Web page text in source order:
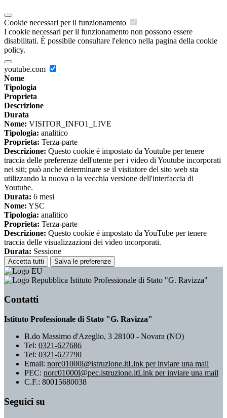
Cookie necessari per il funzionamento
I cookie necessari per il funzionamento non possono essere
disabilitati. È possibile consultare l'elenco nella pagina della cookie
policy.
youtube.com
Nome
Tipologia
Proprieta
Descrizione
Durata
Nome: VISITOR_INFO1_LIVE
Tipologia: analitico
Proprieta: Terza-parte
Descrizione: Questo cookie è impostato da Youtube per tenere
traccia delle preferenze dell'utente per i video di Youtube incorporati
nei siti; può anche determinare se il visitatore del sito web sta
utilizzando la nuova o la vecchia versione dell'interfaccia di
Youtube.
Durata: 6 mesi
Nome: YSC
Tipologia: analitico
Proprieta: Terza-parte
Descrizione: Questo cookie è impostato da YouTube per tenere
traccia delle visualizzazioni dei video incorporati.
Durata: Sessione
Accetta tutti Salva le preferenze
Istituto Professionale di Stato "G. Ravizza"
Contatti
Istituto Professionale di Stato "G. Ravizza"
B.do Massimo d'Azeglio, 3 28100 - Novara (NO)
Tel: 0321-627686
Tel: 0321-627790
Email: norc01000l@istruzione.itLink per inviare una mail
PEC: norc01000l@pec.istruzione.itLink per inviare una mail
C.F.: 80015680038
Seguici su